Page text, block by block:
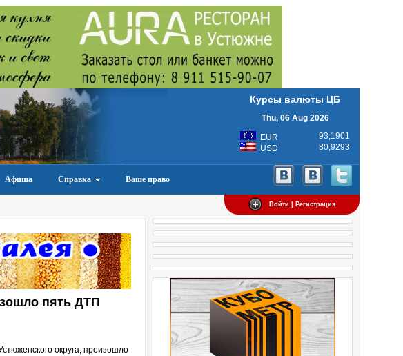
Курсы валюты ЦБ
Thu, 06 Aug 2026
EUR
93,1901
USD
80,9293
Афиша Справка Ваше право
Войти | Регистрация
пять ДТП
округа, произошло